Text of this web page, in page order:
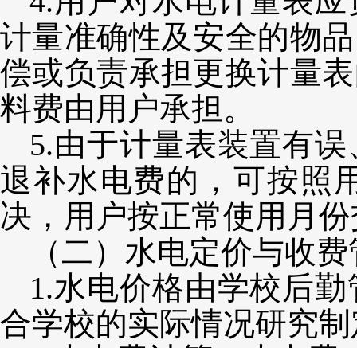
计量准确性及安全的物
偿或负责承担更换计量
料费由用户承担。
5.由于计量表装置有
退补水电费的，可按照
决，用户按正常使用月
（二）水电定价与收
1.水电价格由学校后
合学校的实际情况研究